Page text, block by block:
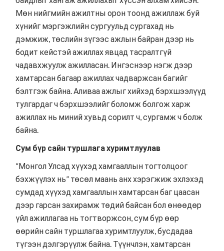
Мөн нийгмийн ажилтны орон тоонд ажиллаж буй
хүнийг мэргэжлийн сургуульд сургахад нь
дэмжиж, төслийн зүгээс ажлын байран дээр нь
бодит кейстэй ажиллах явцад тасралтгүй
чадавхжуулж ажилласан. Ингэснээр нэгж дээр
хамтарсан багаар ажиллах чадваржсан багийг
бэлтгэж байна. Аливаа ажлыг хийхэд бэрхшээлүүд
тулгардаг ч бэрхшээлийг боломж болгож харж
ажиллах нь миний хувьд сорилт ч, сургамж ч болж
байна.
Сум бүр сайн туршлага хуримтлуулав
“Монгол Улсад хүүхэд хамгааллын тогтолцоог
бэхжүүлэх нь” төсөл маань анх хэрэгжиж эхлэхэд
сумдад хүүхэд хамгааллын хамтарсан баг цаасан
дээр гарсан захирамж төдий байсан бол өнөөдөр
үйл ажиллагаа нь тогтворжсон, сум бүр өөр
өөрийн сайн туршлагаа хуримтлуулж, бусдадаа
түгээн дэлгэрүүлж байна. Түүнчлэн, хамтарсан